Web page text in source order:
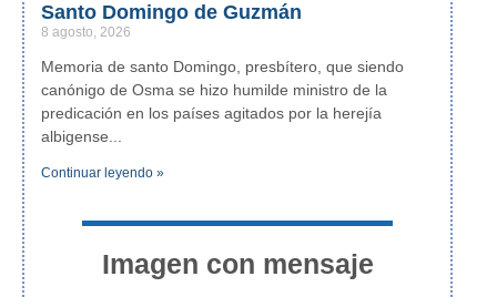
Santo Domingo de Guzmán
8 agosto, 2026
Memoria de santo Domingo, presbítero, que siendo
canónigo de Osma se hizo humilde ministro de la
predicación en los países agitados por la herejía
albigense
Continuar leyendo »
Imagen con mensaje